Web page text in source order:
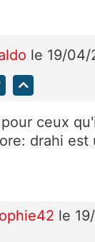
le 19/04/
ceux
drahi est
le